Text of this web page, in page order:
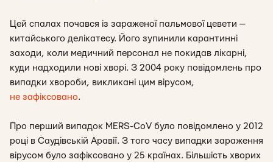
Цей спалах почався із зараженої пальмової цевети —
китайського делікатесу. Його зупинили карантинні
заходи, коли медичний персонал не покидав лікарні,
куди надходили нові хворі. З 2004 року повідомлень про
випадки хвороби, викликані цим вірусом,
не зафіксовано.
Про перший випадок MERS-CoV було повідомлено у 2012
році в Саудівській Аравії. З того часу випадки зараження
вірусом було зафіксовано у 25 країнах. Більшість хворих